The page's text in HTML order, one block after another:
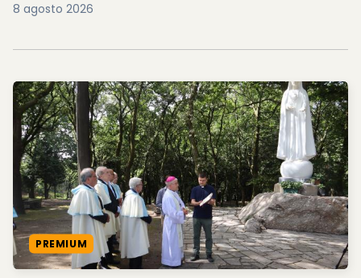
8 agosto 2026
PREMIUM